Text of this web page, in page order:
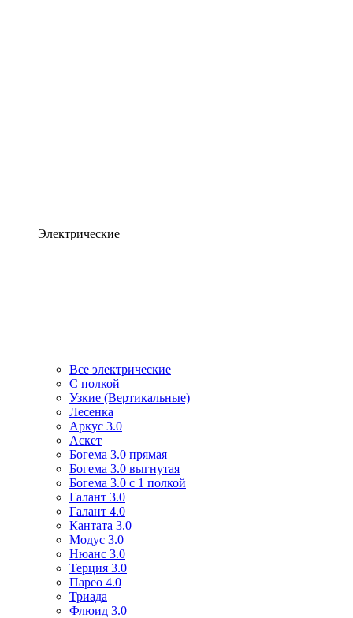
Электрические
Все электрические
С полкой
Узкие (Вертикальные)
Лесенка
Аркус 3.0
Аскет
Богема 3.0 прямая
Богема 3.0 выгнутая
Богема 3.0 с 1 полкой
Галант 3.0
Галант 4.0
Кантата 3.0
Модус 3.0
Нюанс 3.0
Терция 3.0
Парео 4.0
Триада
Флюид 3.0